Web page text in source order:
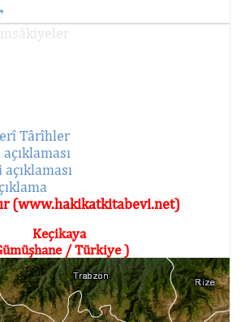
Târîhler
(www.hakikatkitabevi.net)
Keçikaya
/ Türkiye )